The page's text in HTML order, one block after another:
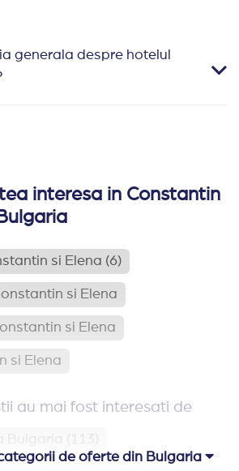
generala despre hotelul
interesa in Constantin
si Elena (6)
si Elena
si Elena
si Elena
au mai fost interesati de
Bulgaria (113)
de oferte din Bulgaria